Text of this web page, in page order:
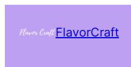
FlavorCraft